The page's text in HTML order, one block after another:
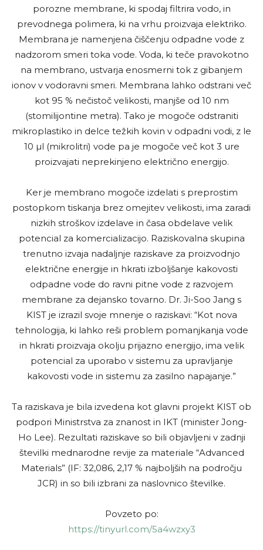
porozne membrane, ki spodaj filtrira vodo, in
prevodnega polimera, ki na vrhu proizvaja elektriko.
Membrana je namenjena čiščenju odpadne vode z
nadzorom smeri toka vode. Voda, ki teče pravokotno
na membrano, ustvarja enosmerni tok z gibanjem
ionov v vodoravni smeri. Membrana lahko odstrani več
kot 95 % nečistoč velikosti, manjše od 10 nm
(stomilijontine metra). Tako je mogoče odstraniti
mikroplastiko in delce težkih kovin v odpadni vodi, z le
10 µl (mikrolitri) vode pa je mogoče več kot 3 ure
proizvajati neprekinjeno električno energijo.
Ker je membrano mogoče izdelati s preprostim
postopkom tiskanja brez omejitev velikosti, ima zaradi
nizkih stroškov izdelave in časa obdelave velik
potencial za komercializacijo. Raziskovalna skupina
trenutno izvaja nadaljnje raziskave za proizvodnjo
električne energije in hkrati izboljšanje kakovosti
odpadne vode do ravni pitne vode z razvojem
membrane za dejansko tovarno. Dr. Ji-Soo Jang s
KIST je izrazil svoje mnenje o raziskavi: “Kot nova
tehnologija, ki lahko reši problem pomanjkanja vode
in hkrati proizvaja okolju prijazno energijo, ima velik
potencial za uporabo v sistemu za upravljanje
kakovosti vode in sistemu za zasilno napajanje.”
Ta raziskava je bila izvedena kot glavni projekt KIST ob
podpori Ministrstva za znanost in IKT (minister Jong-
Ho Lee). Rezultati raziskave so bili objavljeni v zadnji
številki mednarodne revije za materiale “Advanced
Materials” (IF: 32,086, 2,17 % najboljših na področju
JCR) in so bili izbrani za naslovnico številke.
Povzeto po:
https://tinyurl.com/5a4wzxy3